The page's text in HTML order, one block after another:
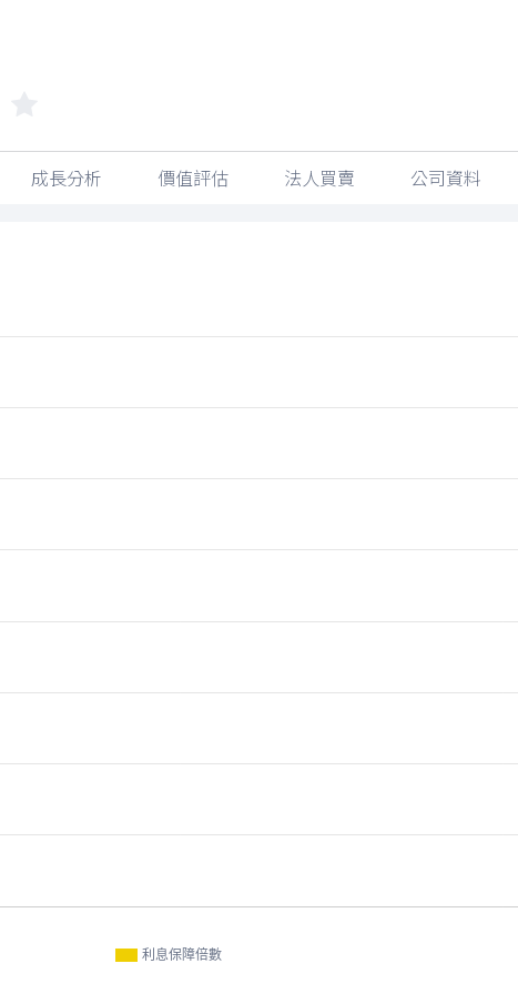
成長分析 價值評估 法人買賣 公司資料
利息保障倍數